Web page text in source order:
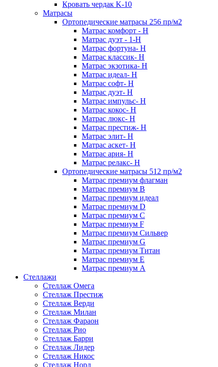
Кровать чердак K-10
Матрасы
Ортопедические матрасы 256 пр/м2
Матрас комфорт - Н
Матрас дуэт - 1-Н
Матрас фортуна- Н
Матрас классик- Н
Матрас экзотика- Н
Матрас идеал- Н
Матрас софт- Н
Матрас дуэт- Н
Матрас импульс- Н
Матрас кокос- Н
Матрас люкс- Н
Матрас престиж- Н
Матрас элит- Н
Матрас аскет- Н
Матрас ария- Н
Матрас релакс- Н
Ортопедические матрасы 512 пр/м2
Матрас премиум флагман
Матрас премиум В
Матрас премиум идеал
Матрас премиум D
Матрас премиум C
Матрас премиум F
Матрас премиум Сильвер
Матрас премиум G
Матрас премиум Титан
Матрас премиум Е
Матрас премиум А
Стеллажи
Стеллаж Омега
Стеллаж Престиж
Стеллаж Верди
Стеллаж Милан
Стеллаж Фараон
Стеллаж Рио
Стеллаж Барри
Стеллаж Лидер
Стеллаж Никос
Стеллаж Норд